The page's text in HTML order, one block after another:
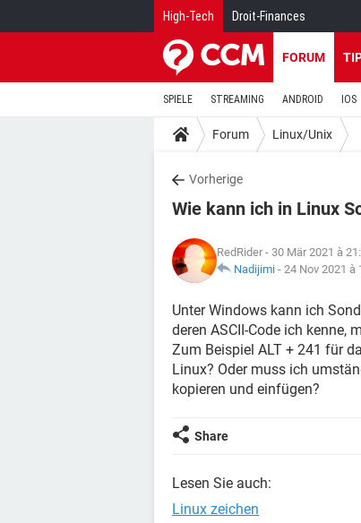
High-Tech Droit-Finances
FORUM
SPIELE STREAMING ANDROID IOS
Forum Linux/Unix
Vorherige
Wie kann ich in Linux
RedRider - 30 Mär 2021 à
Nadijimi - 24 Nov 2021 à
Unter Windows kann ich
deren ASCII-Code ich kenne,
Zum Beispiel ALT + 241 für
Linux? Oder muss ich
kopieren und einfügen?
Share
Lesen Sie auch:
Linux zeichen